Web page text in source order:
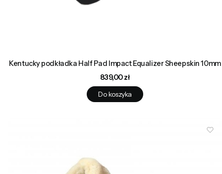
Kentucky podkładka Half Pad Impact Equalizer Sheepskin 10mm
Cena
839,00 zł
Do koszyka